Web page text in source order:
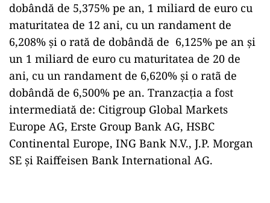
dobândă de 5,375% pe an, 1 miliard de euro cu
maturitatea de 12 ani, cu un randament de
6,208% și o rată de dobândă de 6,125% pe an și
un 1 miliard de euro cu maturitatea de 20 de
ani, cu un randament de 6,620% și o ratã de
dobândă de 6,500% pe an. Tranzacția a fost
intermediată de: Citigroup Global Markets
Europe AG, Erste Group Bank AG, HSBC
Continental Europe, ING Bank N.V., J.P. Morgan
SE și Raiffeisen Bank International AG.